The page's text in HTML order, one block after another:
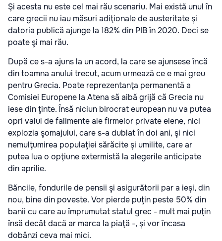
Şi acesta nu este cel mai rău scenariu. Mai există unul în
care grecii nu iau măsuri adiţionale de austeritate şi
datoria publică ajunge la 182% din PIB în 2020. Deci se
poate şi mai rău.
După ce s-a ajuns la un acord, la care se ajunsese încă
din toamna anului trecut, acum urmează ce e mai greu
pentru Grecia. Poate reprezentanţa permanentă a
Comisiei Europene la Atena să aibă grijă că Grecia nu
iese din ţinte. Însă niciun birocrat european nu va putea
opri valul de falimente ale firmelor private elene, nici
explozia şomajului, care s-a dublat în doi ani, şi nici
nemulţumirea populaţiei sărăcite şi umilite, care ar
putea lua o opţiune extermistă la alegerile anticipate
din aprilie.
Băncile, fondurile de pensii şi asigurătorii par a ieşi, din
nou, bine din poveste. Vor pierde puţin peste 50% din
banii cu care au împrumutat statul grec - mult mai puţin
însă decât dacă ar marca la piaţă -, şi vor încasa
dobânzi ceva mai mici.